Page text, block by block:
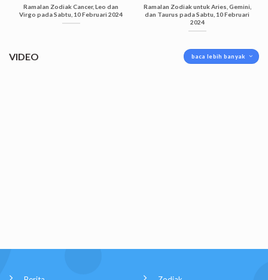
Ramalan Zodiak Cancer, Leo dan
Virgo pada Sabtu, 10 Februari 2024
Ramalan Zodiak untuk Aries, Gemini,
dan Taurus pada Sabtu, 10 Februari
2024
VIDEO baca lebih banyak